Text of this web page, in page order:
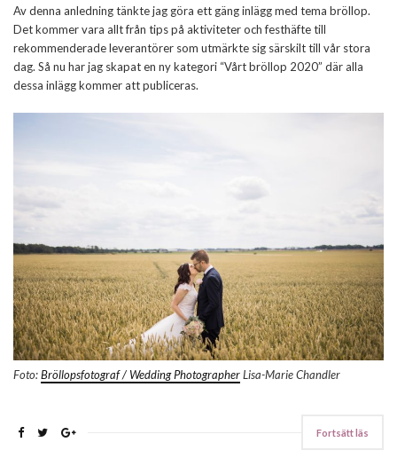
Av denna anledning tänkte jag göra ett gäng inlägg med tema bröllop.
Det kommer vara allt från tips på aktiviteter och festhäfte till
rekommenderade leverantörer som utmärkte sig särskilt till vår stora
dag. Så nu har jag skapat en ny kategori “Vårt bröllop 2020” där alla
dessa inlägg kommer att publiceras.
Foto:Bröllopsfotograf / Wedding PhotographerLisa-Marie Chandler
Fortsätt läs